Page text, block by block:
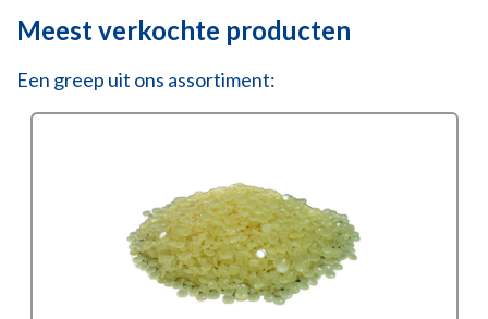
Meest verkochte producten
Een greep uit ons assortiment: